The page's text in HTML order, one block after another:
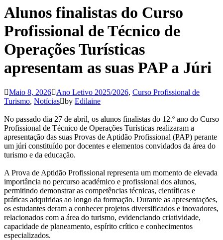
Alunos finalistas do Curso
Profissional de Técnico de
Operações Turísticas
apresentam as suas PAP a Júri
Maio 8, 2026 Ano Letivo 2025/2026, Curso Profissional de
Turismo, Notícias by Edilaine
No passado dia 27 de abril, os alunos finalistas do 12.º ano do Curso
Profissional de Técnico de Operações Turísticas realizaram a
apresentação das suas Provas de Aptidão Profissional (PAP) perante
um júri constituído por docentes e elementos convidados da área do
turismo e da educação.
A Prova de Aptidão Profissional representa um momento de elevada
importância no percurso académico e profissional dos alunos,
permitindo demonstrar as competências técnicas, científicas e
práticas adquiridas ao longo da formação. Durante as apresentações,
os estudantes deram a conhecer projetos diversificados e inovadores,
relacionados com a área do turismo, evidenciando criatividade,
capacidade de planeamento, espírito crítico e conhecimentos
especializados.